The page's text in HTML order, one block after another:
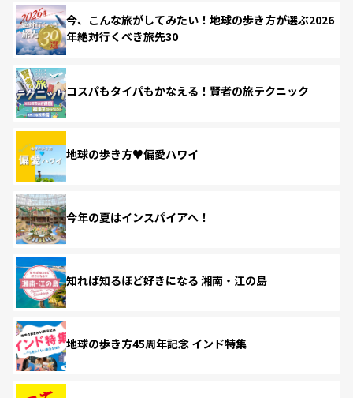
今、こんな旅がしてみたい！地球の歩き方が選ぶ2026
年絶対行くべき旅先30
コスパもタイパもかなえる！賢者の旅テクニック
地球の歩き方♥偏愛ハワイ
今年の夏はインスパイアへ！
知れば知るほど好きになる 湘南・江の島
地球の歩き方45周年記念 インド特集